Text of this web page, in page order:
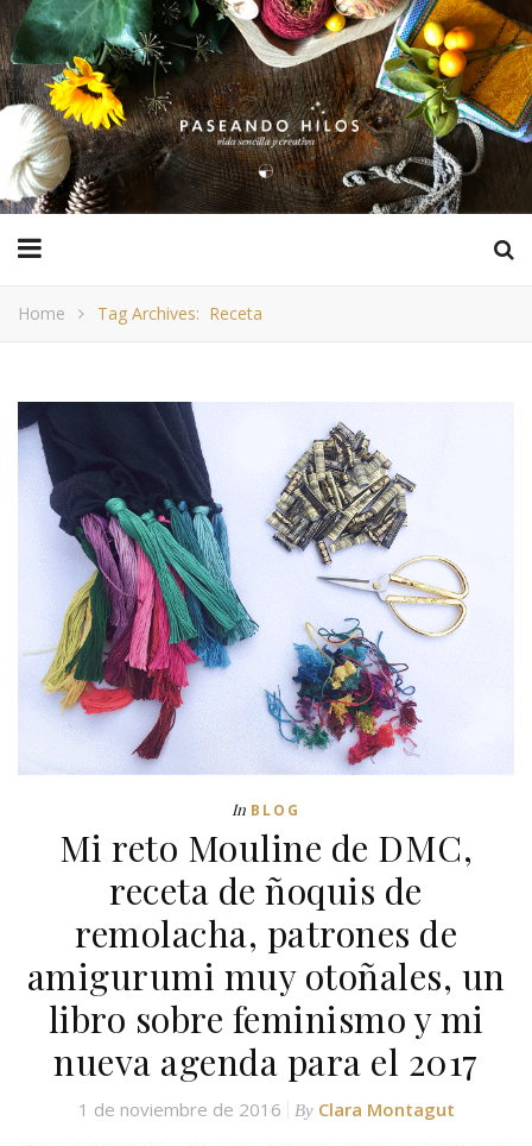
Home Tag Archives: Receta
In BLOG
Mi reto Mouline de DMC,
receta de ñoquis de
remolacha, patrones de
amigurumi muy otoñales, un
libro sobre feminismo y mi
nueva agenda para el 2017
1 de noviembre de 2016 By Clara Montagut